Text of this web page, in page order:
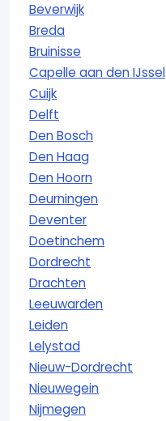
Beverwijk
Breda
Bruinisse
Capelle aan den IJssel
Cuijk
Delft
Den Bosch
Den Haag
Den Hoorn
Deurningen
Deventer
Doetinchem
Dordrecht
Drachten
Leeuwarden
Leiden
Lelystad
Nieuw-Dordrecht
Nieuwegein
Nijmegen